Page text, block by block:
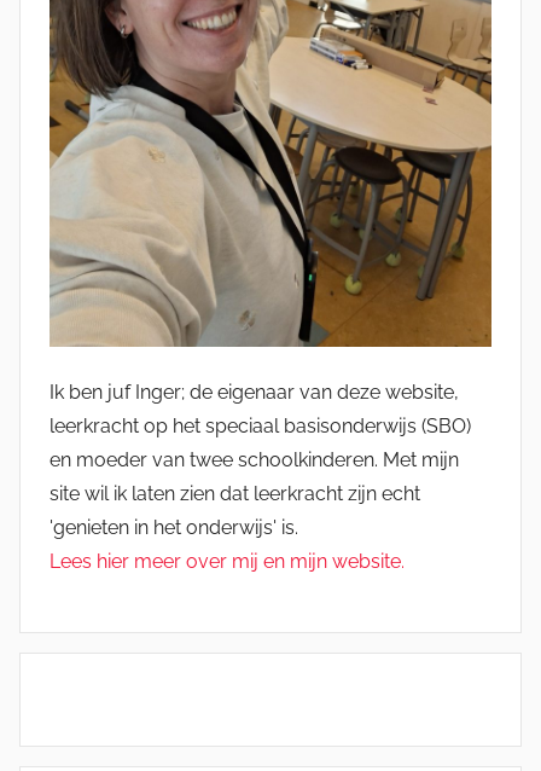
Ik ben juf Inger; de eigenaar van deze website,
leerkracht op het speciaal basisonderwijs (SBO)
en moeder van twee schoolkinderen. Met mijn
site wil ik laten zien dat leerkracht zijn echt
'genieten in het onderwijs' is.
Lees hier meer over mij en mijn website.